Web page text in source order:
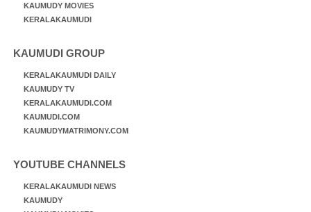
KAUMUDY MOVIES
KERALAKAUMUDI
KAUMUDI GROUP
KERALAKAUMUDI DAILY
KAUMUDY TV
KERALAKAUMUDI.COM
KAUMUDI.COM
KAUMUDYMATRIMONY.COM
YOUTUBE CHANNELS
KERALAKAUMUDI NEWS
KAUMUDY